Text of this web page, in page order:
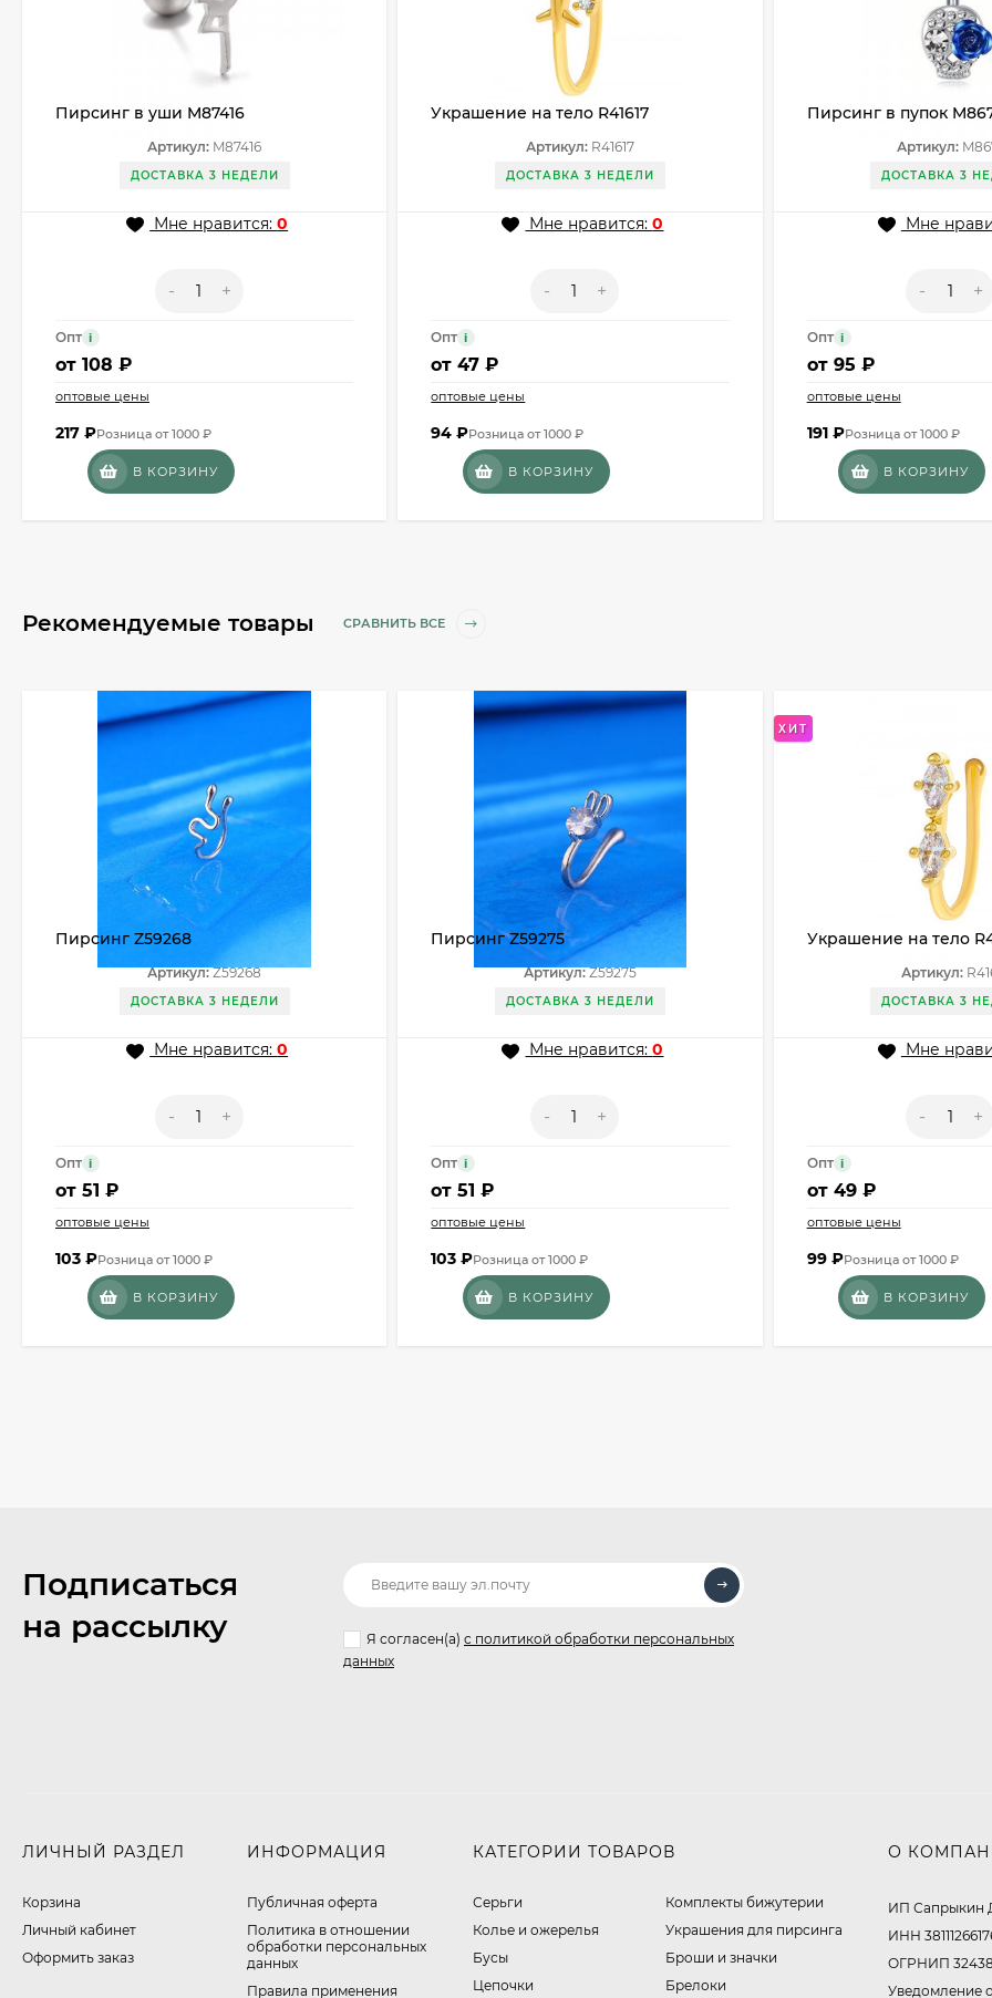
Пирсинг в уши M87416
Артикул: M87416
ДОСТАВКА 3 НЕДЕЛИ
Мне нравится:0
- +
Опт i
от 108 ₽
оптовые цены
217 ₽Розница от 1000 ₽
В КОРЗИНУ
Украшение на тело R41617
Артикул:R41617
ДОСТАВКА 3 НЕДЕЛИ
Мне нравится:0
- +
Опт i
от47 ₽
оптовые цены
94₽Розница от 1000 ₽
В КОРЗИНУ
Пирсинг в пупок
Артикул:
ДОСТАВКА 3
Мне
- +
Опт i
от 95 ₽
оптовые цены
191 ₽Розница от 1000 ₽
В КОРЗИНУ
Рекомендуемые товары СРАВНИТЬ ВСЕ
Пирсинг Z59268
Артикул:Z59268
ДОСТАВКА 3 НЕДЕЛИ
Мне нравится:0
- +
Опт i
от 51 ₽
оптовые цены
103 ₽Розница от 1000 ₽
В КОРЗИНУ
Пирсинг Z59275
Артикул:Z59275
ДОСТАВКА 3 НЕДЕЛИ
Мне нравится:0
- +
Опт i
от51 ₽
оптовые цены
103₽Розница от 1000 ₽
В КОРЗИНУ
ХИТ
Украшение на тело
Артикул:
ДОСТАВКА 3
Мне
- +
Опт i
от 49 ₽
оптовые цены
99 ₽Розница от 1000 ₽
В КОРЗИНУ
Подписаться
на рассылку
Я согласен(a) с политикой обработки персональных
данных
ЛИЧНЫЙ РАЗДЕЛ
Корзина
Личный кабинет
Оформить заказ
ИНФОРМАЦИЯ
Публичная оферта
​Политика в отношении
обработки персональных
данных
Правила применения
КАТЕГОРИИ ТОВАРОВ
Серьги
Колье и ожерелья
Бусы
Цепочки
Комплекты бижутерии
Украшения для пирсинга
Броши и значки
Брелоки
О
ИП Сапрыкин
ИНН
ОГРНИП
Уведомление